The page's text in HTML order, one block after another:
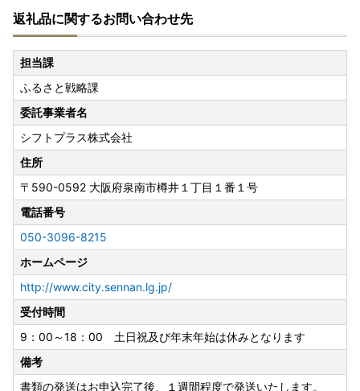
もしくは、書類送付準備の時点でワンストップ特例申請の手
続きが完了している場合、
書類送付はいたしません。
※送付をご希望の場合は、サポート室までご連絡ください。
返礼品に関するお問い合わせ先
担当課
ふるさと戦略課
委託事業者名
シフトプラス株式会社
住所
〒590-0592 大阪府泉南市樽井１丁目１番１号
電話番号
050-3096-8215
ホームページ
http://www.city.sennan.lg.jp/
受付時間
9：00～18：00 土日祝及び年末年始は休みとなります
備考
書類の発送はお申込完了後、１週間程度で発送いたします。